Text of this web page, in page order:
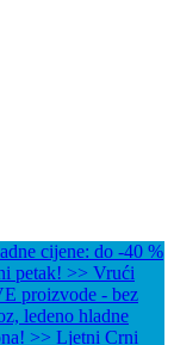
cijene: do -40 %
petak! >> Vrući
proizvode - bez
ledeno hladne
>> Ljetni Crni